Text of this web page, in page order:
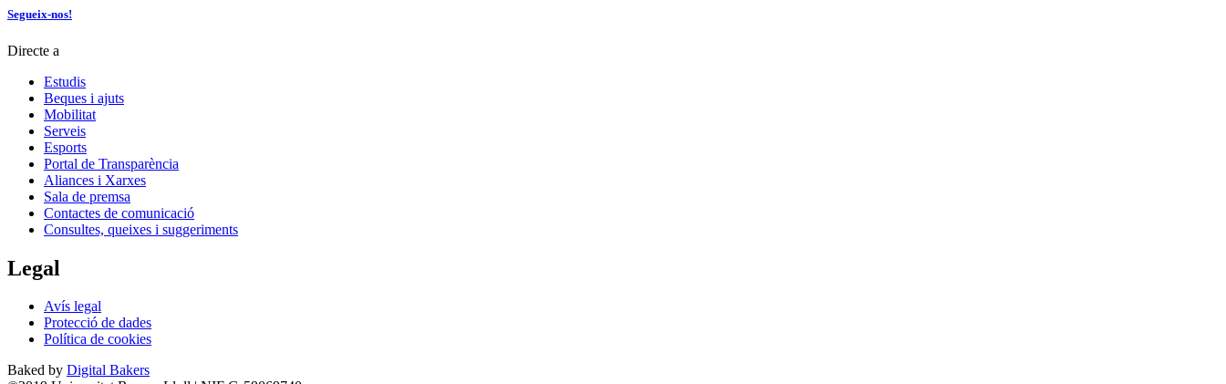
Segueix-nos!
Directe a
Estudis
Beques i ajuts
Mobilitat
Serveis
Esports
Portal de Transparència
Aliances i Xarxes
Sala de premsa
Contactes de comunicació
Consultes, queixes i suggeriments
Legal
Avís legal
Protecció de dades
Política de cookies
Baked by Digital Bakers